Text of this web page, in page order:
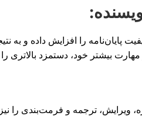
پایان‌نامه را افزایش داده و
بیشتر خود، دستمزد بالاتری
ترجمه و فرمت‌بندی را نیز